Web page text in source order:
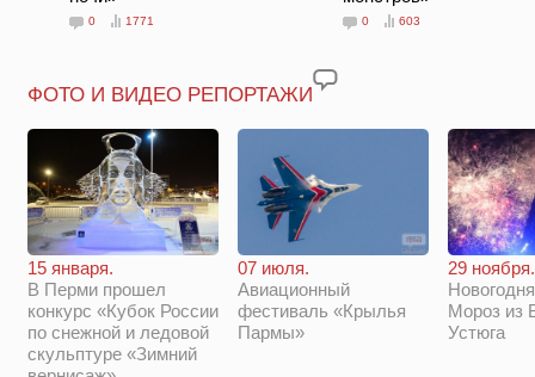
0 1771 0 603
ФОТО И ВИДЕО РЕПОРТАЖИ
15 января.
В Перми прошел
конкурс «Кубок России
по снежной и ледовой
скульптуре «Зимний
07 июля.
Авиационный
фестиваль «Крылья
Пармы»
29 ноября.
Мороз из
Устюга